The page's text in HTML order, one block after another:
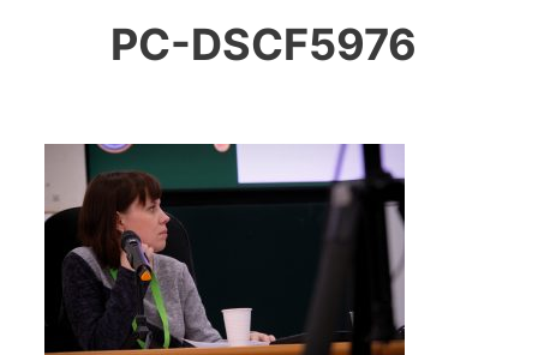
ИЦиГ СО РАН
PC-DSCF5976